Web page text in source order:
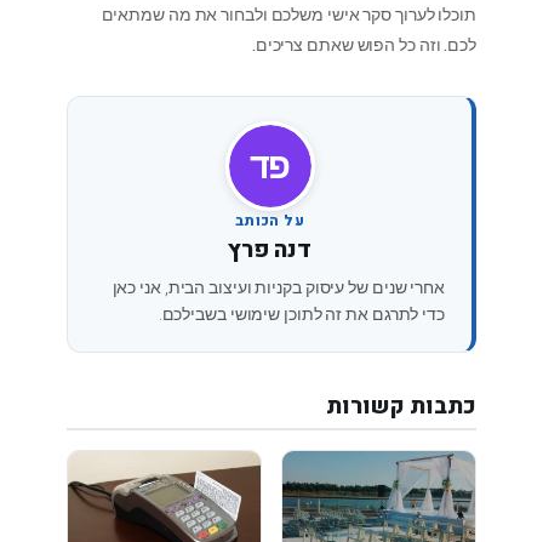
תוכלו לערוך סקר אישי משלכם ולבחור את מה שמתאים
לכם. וזה כל הפוש שאתם צריכים.
דפ
על הכותב
דנה פרץ
אחרי שנים של עיסוק בקניות ועיצוב הבית, אני כאן
כדי לתרגם את זה לתוכן שימושי בשבילכם.
כתבות קשורות